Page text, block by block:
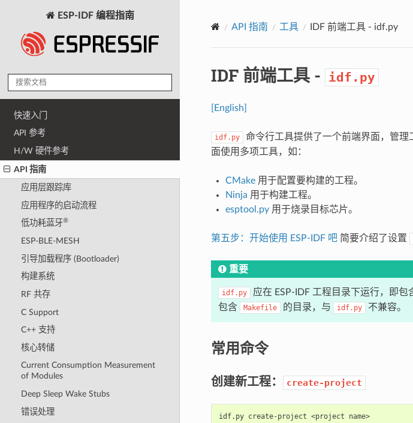
ESP-IDF 编程指南
快速入门
API 参考
H/W 硬件参考
API 指南
应用层跟踪库
应用程序的启动流程
低功耗蓝牙®
ESP-BLE-MESH
引导加载程序 (Bootloader)
构建系统
RF 共存
C Support
C++ 支持
核心转储
Current Consumption Measurement
of Modules
Deep Sleep Wake Stubs
错误处理
API 指南 工具 IDF 前端工具 - idf.py
IDF 前端工具 - idf.py
[English]
idf.py
命令行工具提供了一个前端界面，管
面使用多项工具，如：
CMake用于配置要构建的工程。
Ninja 用于构建工程。
esptool.py用于烧录目标芯片。
第五步：开始使用 ESP-IDF 吧简要介绍了设置
重要
idf.py 应在 ESP-IDF 工程目录下运行，即包
包含
Makefile 的目录，与 idf.py 不兼容。
常用命令
创建新工程： create-project
idf.py create-project <project name>